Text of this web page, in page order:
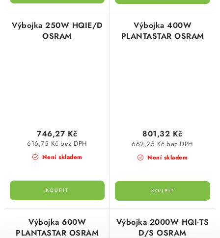
Výbojka 250W HQIE/D
OSRAM
Není skladem
616,75 Kč bez DPH
746,27 Kč
Výbojka 400W
PLANTASTAR OSRAM
Není skladem
662,25 Kč bez DPH
801,32 Kč
Výbojka 600W
PLANTASTAR OSRAM
Výbojka 2000W HQI-TS
D/S OSRAM